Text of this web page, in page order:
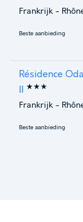
Frankrijk -
Beste aanbieding
Résidence
II ★★★
Frankrijk -
Beste aanbieding